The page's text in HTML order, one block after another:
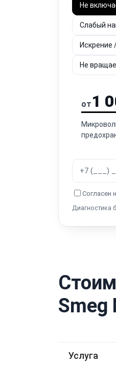
Не
Слабый
Искрение
Не
от 1
Согласен
Диагностика
Smeg
Услуга